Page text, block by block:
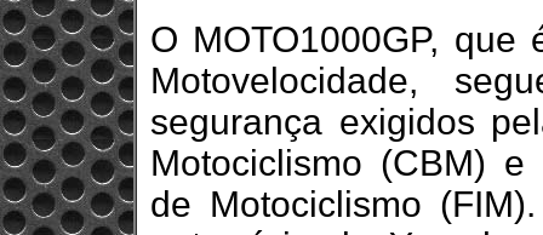
O MOTO1000GP,
Motovelocidade,
segurança exigidos
Motociclismo (CBM)
de Motociclismo